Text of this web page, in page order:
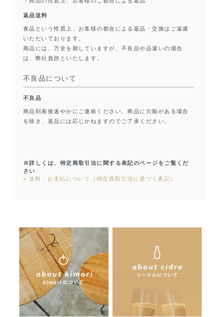
返品送料
食品という性質上、お客様の都合による返品・交換はご遠慮
いただいております。
商品には、万全を期していますが、不良品や品違いの場合
は、弊社負担といたします。
不良品について
不良品
商品到着後速やかにご連絡ください。商品に欠陥がある場合
を除き、返品には応じかねますのでご了承ください。
※詳しくは、特定商取引法に関する表記のページをご覧くだ
さい
> 送料・お支払について（特定商取引法に基づく表記）